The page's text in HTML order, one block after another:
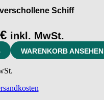
Schiff
€ inkl. MwSt.
WARENKORB ANSEHEN